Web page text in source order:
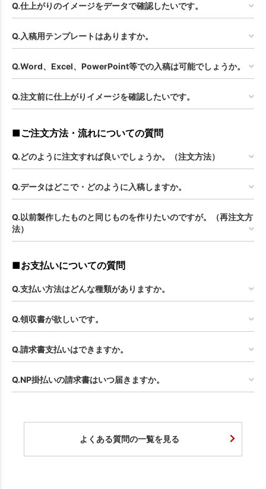
お買い物を続ける カートへ進む
Q.仕上がりのイメージをデータで確認したいです。
Q.入稿用テンプレートはありますか。
Q.Word、Excel、PowerPoint等での入稿は可能でしょうか。
Q.注文前に仕上がりイメージを確認したいです。
■ご注文方法・流れについての質問
Q.どのように注文すれば良いでしょうか。（注文方法）
Q.データはどこで・どのように入稿しますか。
Q.以前製作したものと同じものを作りたいのですが。（再注文方
法）
■お支払いについての質問
Q.支払い方法はどんな種類がありますか。
Q.領収書が欲しいです。
Q.請求書支払いはできますか。
Q.NP掛払いの請求書はいつ届きますか。
よくある質問の一覧を見る